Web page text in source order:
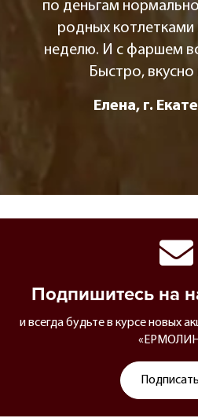
по деньгам
родных
неделю. И с фаршем
Быстро,
Елена, г.
Подпишитесь на
и всегда будьте в курсе новых